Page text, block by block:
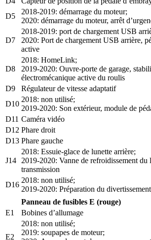
D5
2018-2019: démarrage du moteur;
2020: démarrage du moteur, arrêt
D7
2018-2019: port de chargement USB
2020: Port de chargement USB arrière,
active
D8
2018: HomeLink;
2019-2020: Ouvre-porte de garage,
électromécanique active du roulis
D9
Régulateur de vitesse adaptatif
D10
2018: non utilisé;
2019-2020: Son extérieur, module de
D11 Caméra vidéo
D12 Phare droit
D13 Phare gauche
J14
2018: Essuie-glace de lunette arrière;
2019-2020: Vanne de refroidissement du
transmission
D16
2018: non utilisé;
2019-2020: Préparation du
Panneau de fusibles E (rouge)
E1
Bobines d’allumage
E2
2018: non utilisé;
2019: soupapes de moteur;